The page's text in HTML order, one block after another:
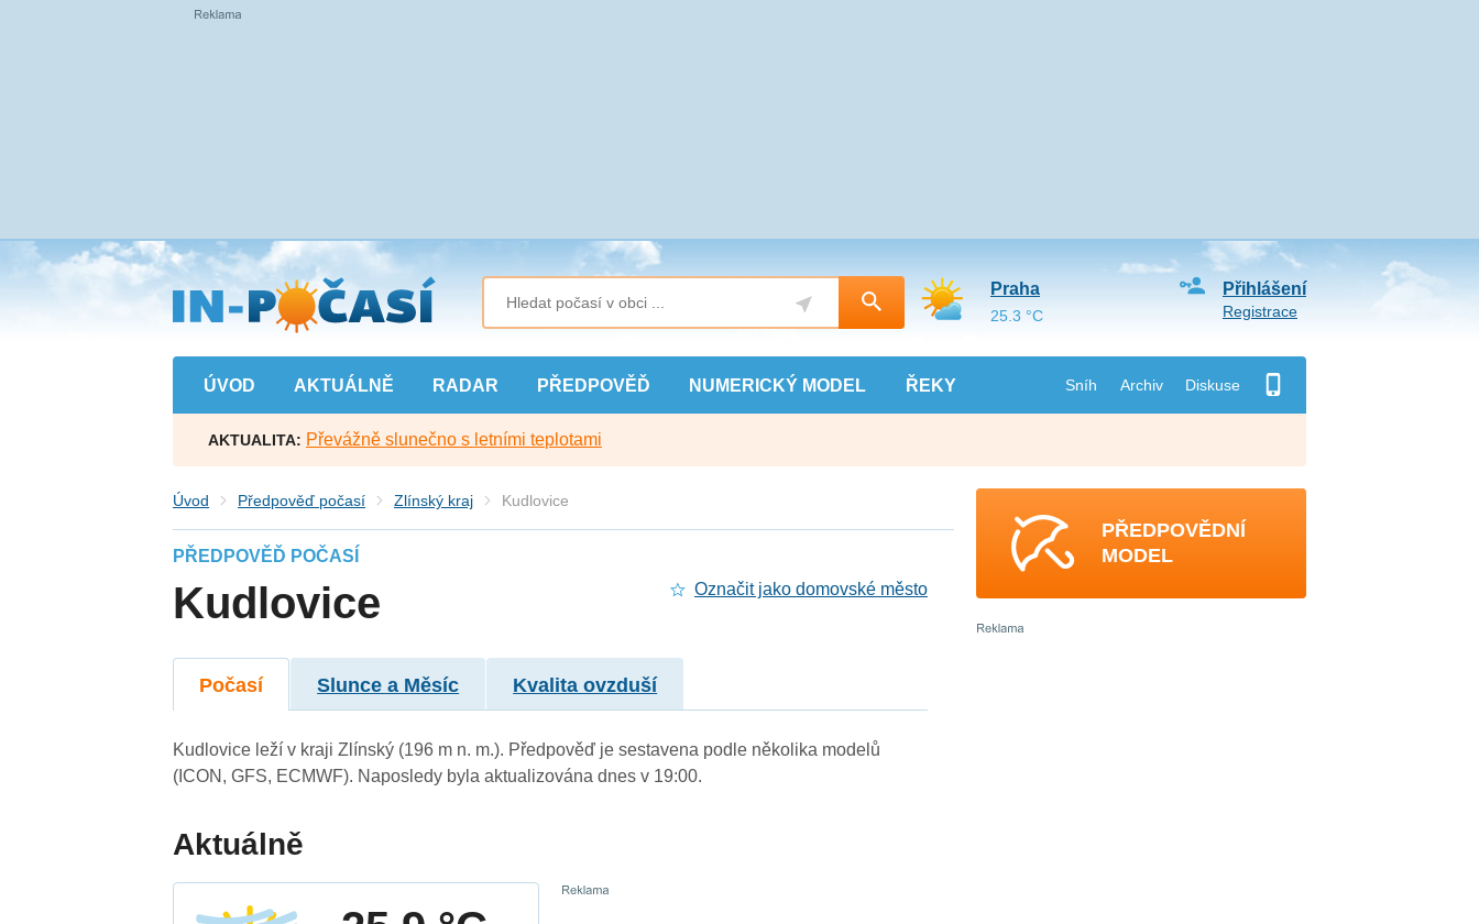
Přejít
na
hlavní
obsah
ÚVOD AKTUÁLNĚ RADAR PŘEDPOVĚĎ NUMERICKÝ MODEL ŘEKY Sníh Archiv Diskuse
Přihlášení
Registrace
Praha
25.3 °C
AKTUALITA: Převážně slunečno s letními teplotami
Úvod Předpověď počasí Zlínský kraj Kudlovice
PŘEDPOVĚĎ POČASÍ
Kudlovice Označit jako domovské město
Počasí Slunce a Měsíc Kvalita ovzduší
Kudlovice leží v kraji Zlínský (196 m n. m.). Předpověď je sestavena podle několika modelů
(ICON, GFS, ECMWF). Naposledy byla aktualizována dnes v 19:00.
Aktuálně
PŘEDPOVĚDNÍ
MODEL